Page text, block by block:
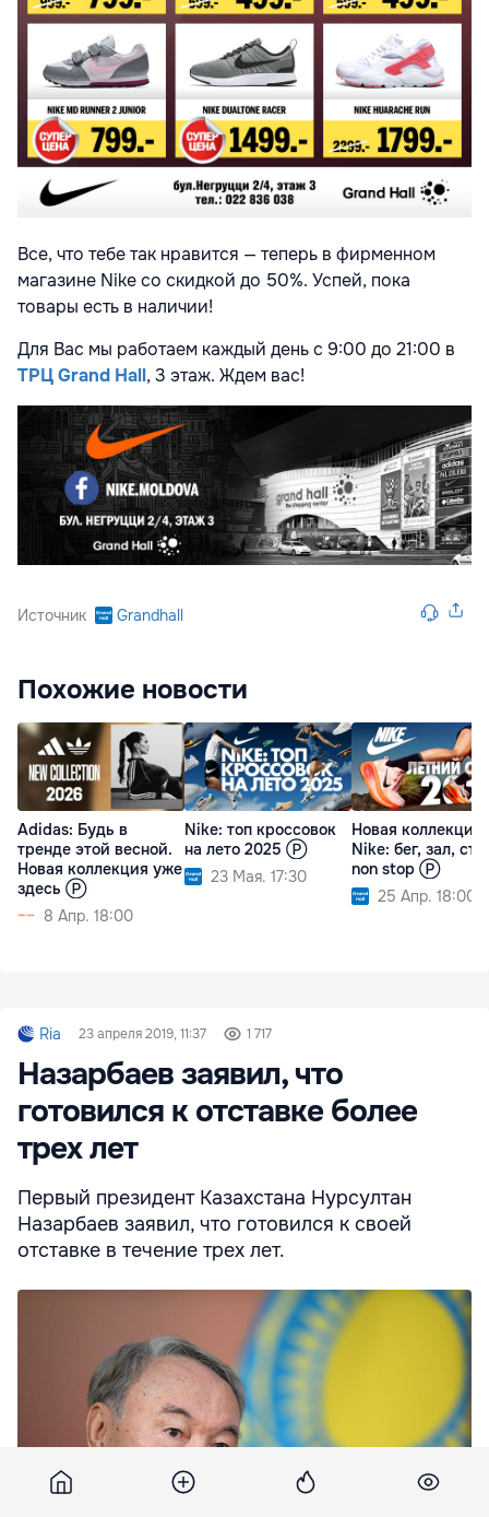
Все, что тебе так нравится — теперь в фирменном
магазине Nike со скидкой до 50%. Успей, пока
товары есть в наличии!
Для Вас мы работаем каждый день с 9:00 до 21:00 в
ТРЦ Grand Hall, 3 этаж. Ждем вас!
Источник Grandhall
Похожие новости
Adidas: Будь в
тренде этой весной.
Новая коллекция уже
здесь Ⓟ
8 Апр. 18:00
Nike: топ кроссовок
на лето 2025 Ⓟ
23 Мая. 17:30
Новая коллекция
Nike: бег, зал,
non stop Ⓟ
25 Апр. 18:00
Ria 23 апреля 2019, 11:37 1 717
Назарбаев заявил, что
готовился к отставке более
трех лет
Первый президент Казахстана Нурсултан
Назарбаев заявил, что готовился к своей
отставке в течение трех лет.